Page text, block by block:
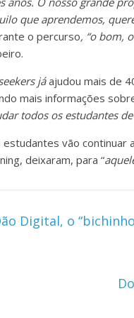
que aprendemos,
o percurso, “o bom,
jáajudou mais de
mais informações
todos os estudantes
estudantes vão continuar
deixaram, para “
Digital, o